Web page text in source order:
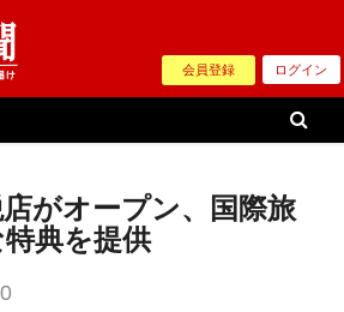
会員登録 ログイン
がオープン、国際旅
典を提供